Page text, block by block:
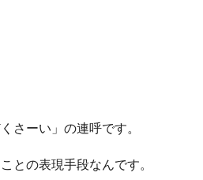
ーい」の連呼です。
の表現手段なんです。